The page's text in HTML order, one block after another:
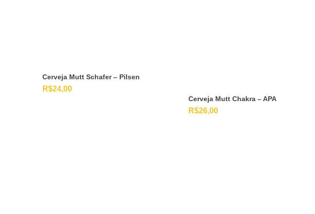
Cerveja Mutt Schafer – Pilsen
R$24,00
Cerveja Mutt Chakra – APA
R$26,00